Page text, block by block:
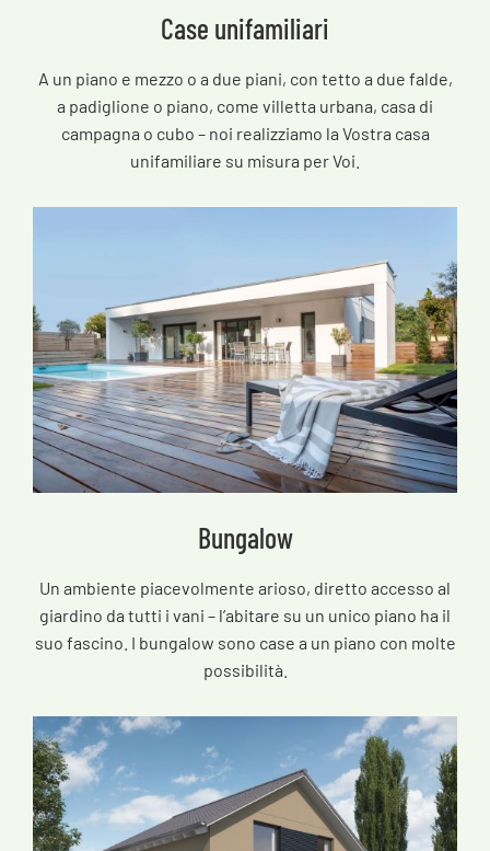
Case unifamiliari
A un piano e mezzo o a due piani, con tetto a due falde,
a padiglione o piano, come villetta urbana, casa di
campagna o cubo – noi realizziamo la Vostra casa
unifamiliare su misura per Voi.
Bungalow
Un ambiente piacevolmente arioso, diretto accesso al
giardino da tutti i vani – l’abitare su un unico piano ha il
suo fascino. I bungalow sono case a un piano con molte
possibilità.